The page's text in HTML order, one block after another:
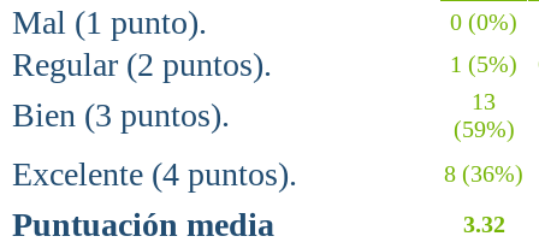
Mal (1 punto). 0 (0%)
Regular (2 puntos). 1 (5%)
Bien (3 puntos).
13
(59%)
Excelente (4 puntos). 8 (36%)
Puntuación media 3.32